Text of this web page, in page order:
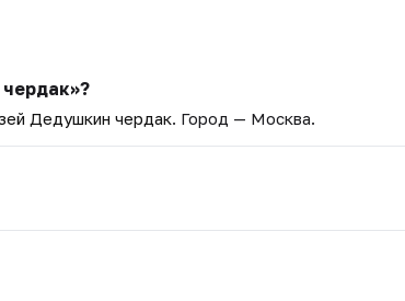
Дедушкин чердак. Город — Москва.